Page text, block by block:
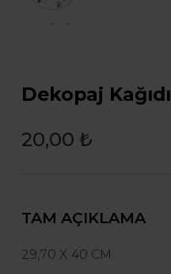
Dekopaj Kağıdı
20,00 ₺
TAM AÇIKLAMA
29,70 X 40 CM